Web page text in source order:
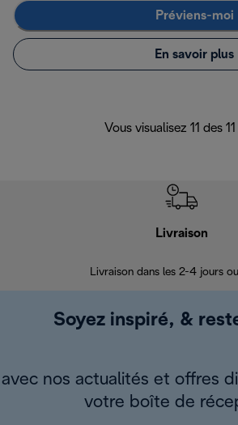
Préviens-moi
En savoir plus
Vous visualisez 11 des
Livraison
Livraison dans les 2-4 jours
Soyez inspiré, &
avec nos actualités et offres
votre boîte de